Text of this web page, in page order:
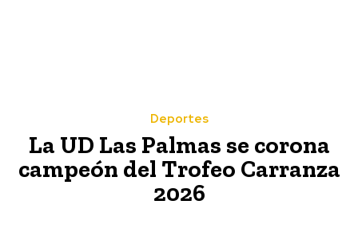
Deportes
El Real Madrid hace oficial a
Yan Diomande
Deportes
La UD Las Palmas se corona
campeón del Trofeo Carranza
2026